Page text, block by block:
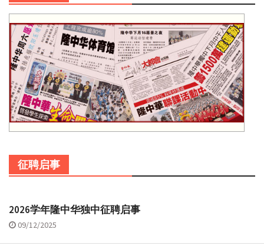
征聘启事
2026学年隆中华独中征聘启事
09/12/2025